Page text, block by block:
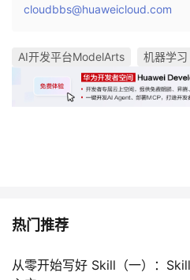
cloudbbs@huaweicloud.com
AI开发平台ModelArts 机器学习
热门推荐
从零开始写好 Skill（一）：